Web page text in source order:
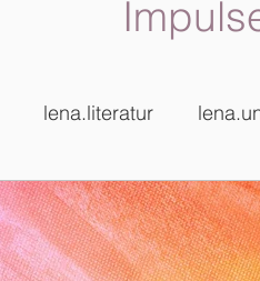
lena.literatur